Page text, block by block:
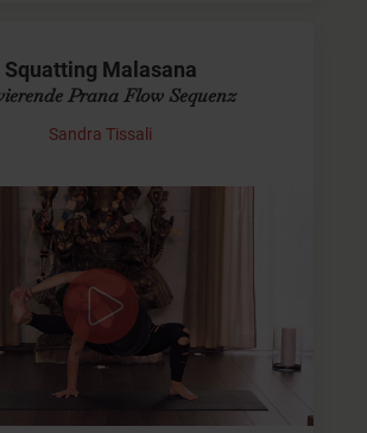
Squatting Malasana
Prana Flow Sequenz
Sandra Tissali
in Malasana
Prana Vinyasa Flow Praxis für
führt uns durch eine
welche den Qualitäten des
Erdelements gewidment ist.